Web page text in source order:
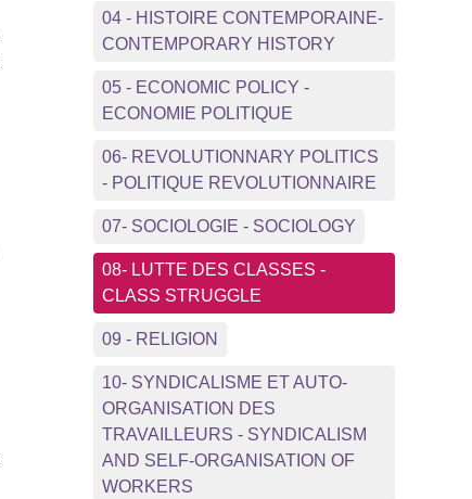
04 - HISTOIRE CONTEMPORAINE-
CONTEMPORARY HISTORY
05 - ECONOMIC POLICY -
ECONOMIE POLITIQUE
06- REVOLUTIONNARY POLITICS
- POLITIQUE REVOLUTIONNAIRE
07- SOCIOLOGIE - SOCIOLOGY
08- LUTTE DES CLASSES -
CLASS STRUGGLE
09 - RELIGION
10- SYNDICALISME ET AUTO-
ORGANISATION DES
TRAVAILLEURS - SYNDICALISM
AND SELF-ORGANISATION OF
WORKERS